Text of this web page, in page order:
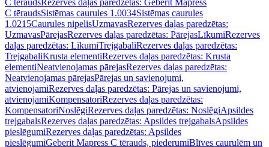
C tēraudsRezerves daļas paredzētas: Geberit Mapress
C tēraudsSistēmas caurules 1.0034Sistēmas caurules
1.0215Caurules nipelisUzmavasRezerves daļas paredzētas:
UzmavasPārejasRezerves daļas paredzētas: PārejasLīkumiRezerves
daļas paredzētas: LīkumiTrejgabaliRezerves daļas paredzētas:
TrejgabaliKrusta elementiRezerves daļas paredzētas: Krusta
elementiNeatvienojamas pārejasRezerves daļas paredzētas:
Neatvienojamas pārejasPārejas un savienojumi,
atvienojamiRezerves daļas paredzētas: Pārejas un savienojumi,
atvienojamiKompensatoriRezerves daļas paredzētas:
KompensatoriNoslēgiRezerves daļas paredzētas: NoslēgiApsildes
trejgabalsRezerves daļas paredzētas: Apsildes trejgabalsApsildes
pieslēgumiRezerves daļas paredzētas: Apsildes
pieslēgumiGeberit Mapress C tērauds, piederumiBlīves caurulēm un